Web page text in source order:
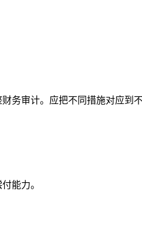
务审计。应把不同措施对应到不
能力。